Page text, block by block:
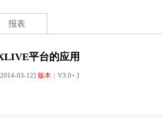
报表
平台的应用
03-12] 版本 ：V3.0+ ]